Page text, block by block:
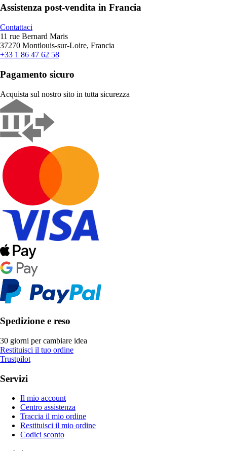
Assistenza post-vendita in Francia
Contattaci
11 rue Bernard Maris
37270 Montlouis-sur-Loire, Francia
+33 1 86 47 62 58
Pagamento sicuro
Acquista sul nostro sito in tutta sicurezza
Spedizione e reso
30 giorni per cambiare idea
Restituisci il tuo ordine
Trustpilot
Servizi
Il mio account
Centro assistenza
Traccia il mio ordine
Restituisci il mio ordine
Codici sconto